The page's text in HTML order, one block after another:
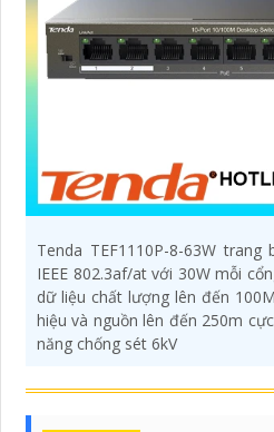
Tenda TEF1110P-8-63W
IEEE 802.3af/at với 30W mỗi
dữ liệu chất lượng lên đến
hiệu và nguồn lên đến 250m
năng chống sét 6kV